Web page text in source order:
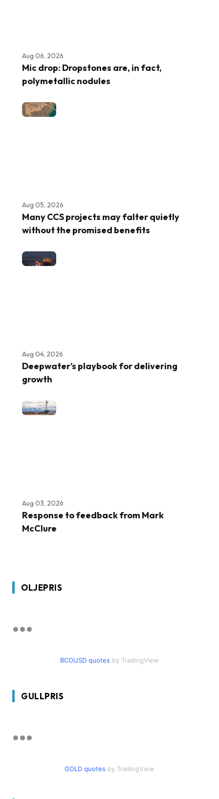
Aug 06, 2026
Mic drop: Dropstones are, in fact,
polymetallic nodules
Aug 05, 2026
Many CCS projects may falter quietly
without the promised benefits
Aug 04, 2026
Deepwater’s playbook for delivering
growth
Aug 03, 2026
Response to feedback from Mark
McClure
OLJEPRIS
BCOUSD quotes by TradingView
GULLPRIS
GOLD quotes by TradingView